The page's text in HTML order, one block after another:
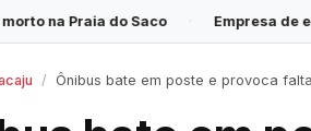
· Empresa de energia elétrica oferta
Ônibus bate em poste e provoca falta de